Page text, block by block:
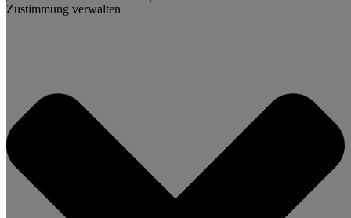
Zustimmung verwalten